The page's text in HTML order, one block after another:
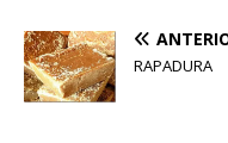
A
p
p
b
o
o
dI
n
r
RAPADURA